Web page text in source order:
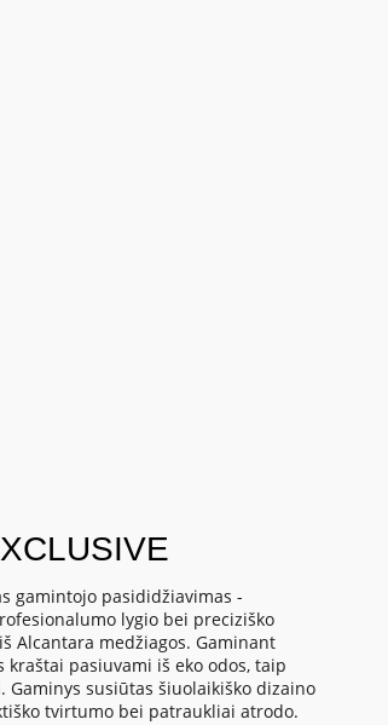
gamintojo pasididžiavimas -
lygio bei preciziško
Alcantara medžiagos. Gaminant
pasiuvami iš eko odos, taip
susiūtas šiuolaikiško dizaino
tvirtumo bei patraukliai atrodo.